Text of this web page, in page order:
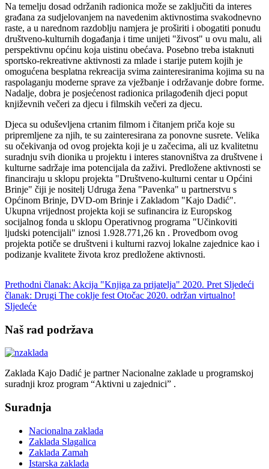
Na temelju dosad održanih radionica može se zaključiti da interes
građana za sudjelovanjem na navedenim aktivnostima svakodnevno
raste, a u narednom razdoblju namjera je proširiti i obogatiti ponudu
društveno-kulturnih događanja i time unijeti "živost" u ovu malu, ali
perspektivnu općinu koja uistinu obećava. Posebno treba istaknuti
sportsko-rekreativne aktivnosti za mlade i starije putem kojih je
omogućena besplatna rekreacija svima zainteresiranima kojima su na
raspolaganju moderne sprave za vježbanje i održavanje dobre forme.
Nadalje, dobra je posjećenost radionica prilagođenih djeci poput
književnih večeri za djecu i filmskih večeri za djecu.
Djeca su oduševljena crtanim filmom i čitanjem priča koje su
pripremljene za njih, te su zainteresirana za ponovne susrete. Velika
su očekivanja od ovog projekta koji je u začecima, ali uz kvalitetnu
suradnju svih dionika u projektu i interes stanovništva za društvene i
kulturne sadržaje ima potencijala da zaživi. Predložene aktivnosti se
financiraju u sklopu projekta "Društveno-kulturni centar u Općini
Brinje" čiji je nositelj Udruga žena "Pavenka" u partnerstvu s
Općinom Brinje, DVD-om Brinje i Zakladom "Kajo Dadić".
Ukupna vrijednost projekta koji se sufinancira iz Europskog
socijalnog fonda u sklopu Operativnog programa "Učinkoviti
ljudski potencijali" iznosi 1.928.771,26 kn . Provedbom ovog
projekta potiče se društveni i kulturni razvoj lokalne zajednice kao i
podizanje kvalitete života kroz predložene aktivnosti.
Prethodni članak: Akcija "Knjiga za prijatelja" 2020. Pret Sljedeći
članak: Drugi The coklje fest Otočac 2020. održan virtualno!
Sljedeće
Naš rad podržava
Zaklada Kajo Dadić je partner Nacionalne zaklade u programskoj
suradnji kroz program “Aktivni u zajednici” .
Suradnja
Nacionalna zaklada
Zaklada Slagalica
Zaklada Zamah
Istarska zaklada